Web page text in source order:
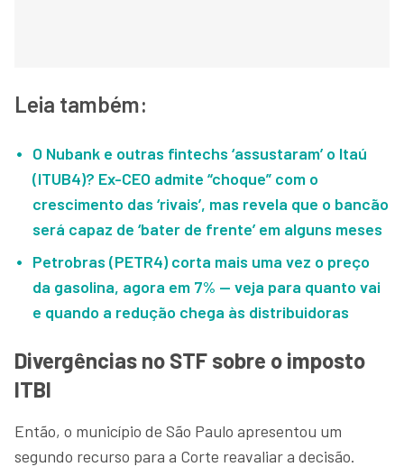
Leia também:
O Nubank e outras fintechs ‘assustaram’ o Itaú
(ITUB4)? Ex-CEO admite “choque” com o
crescimento das ‘rivais’, mas revela que o bancão
será capaz de ‘bater de frente’ em alguns meses
Petrobras (PETR4) corta mais uma vez o preço
da gasolina, agora em 7% — veja para quanto vai
e quando a redução chega às distribuidoras
Divergências no STF sobre o imposto
ITBI
Então, o município de São Paulo apresentou um
segundo recurso para a Corte reavaliar a decisão.